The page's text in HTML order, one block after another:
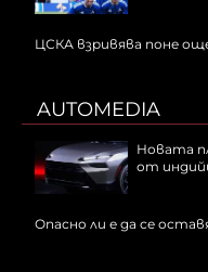
ЦСКА взривява поне
AUTOMEDIA
Новата
от
Опасно ли е да се